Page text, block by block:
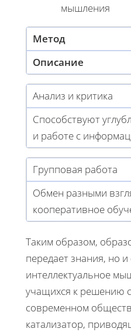
мышления
Метод
Описание
Анализ и критика
Способствуют
и работе с
Групповая работа
Обмен разными
кооперативное
Таким образом,
передает знания, но
интеллектуальное
учащихся к решению
современном
катализатор,